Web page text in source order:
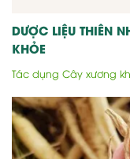
DƯỢC LIỆU THIÊN
KHỎE
Tác dụng Cây xương